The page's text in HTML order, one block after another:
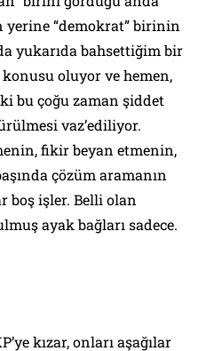
“demokrat” birinin
yukarıda bahsettiğim bir
oluyor ve hemen,
bu çoğu zaman şiddet
vaz’ediliyor.
fikir beyan etmenin,
çözüm aramanın
boş işler. Belli olan
ayak bağları sadece.
kızar, onları aşağılar